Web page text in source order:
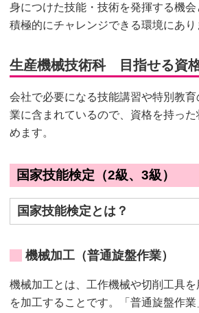
ー
ジ
置
身につけた技能・技術を発揮する機
積極的にチャレンジできる環境にあり
生産機械技術科 目指せる資
会社で必要になる技能講習や特別教
業に含まれているので、資格を持っ
めます。
国家技能検定（2級、3級）
国家技能検定とは？
機械加工（普通旋盤作業）
機械加工とは、工作機械や切削工具
を加工することです。「普通旋盤作